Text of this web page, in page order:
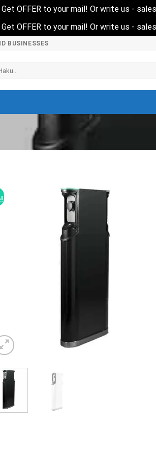
OFFER to your mail! Or write us -
OFFER to your mail! Or write us -
BUSINESSES